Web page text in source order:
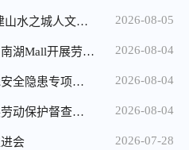
比选中选候选人公示
探索生态型TOD新路径 共建山水之城人文社区——公司与重庆生态文化协会开展九曲河湿地专题调研座谈 2026-08-05
郑波涛带队赴海峡路项目、南湖Mall开展劳动保护督查暨高温慰问 2026-08-04
公司开展储备地及设施用地安全隐患专项检查 全力筑牢汛期安全防线 2026-08-04
贾连胜带队赴双堰项目开展劳动保护督查暨高温慰问 2026-08-04
会 2026-07-28